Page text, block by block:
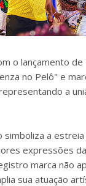
o lançamento
no Pelô" e
a
simboliza a
expressões
marca não
sua atuação